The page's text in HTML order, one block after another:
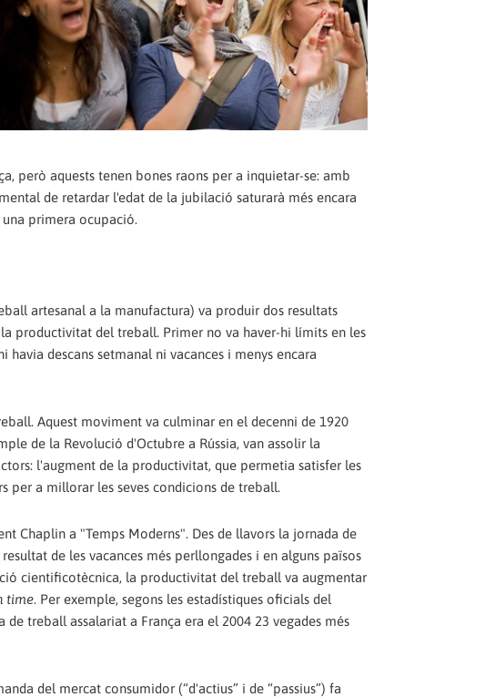
però aquests tenen bones raons per a inquietar-se: amb
de retardar l'edat de la jubilació saturarà més encara
primera ocupació.
artesanal a la manufactura) va produir dos resultats
productivitat del treball. Primer no va haver-hi límits en les
descans setmanal ni vacances i menys encara
Aquest moviment va culminar en el decenni de 1920
de la Revolució d'Octubre a Rússia, van assolir la
l'augment de la productivitat, que permetia satisfer les
per a millorar les seves condicions de treball.
Chaplin a "Temps Moderns". Des de llavors la jornada de
de les vacances més perllongades i en alguns països
cientificotècnica, la productivitat del treball va augmentar
time. Per exemple, segons les estadístiques oficials del
de treball assalariat a França era el 2004 23 vegades més
del mercat consumidor (“d'actius” i de “passius”) fa